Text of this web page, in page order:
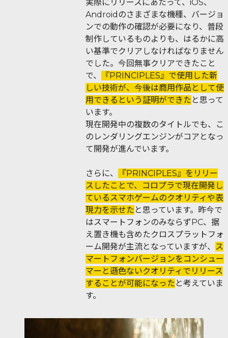
実際にリリースにあたって、iOS、
Androidのさまざまな機種、バージョ
ンでの動作の確認が必要になり、普段
制作しているものよりも、はるかに高
い基準でクリアしなければなりません
でした。今回無事クリアできたこと
で、
『PRINCIPLES』で使用した新
しい技術が、今後は商用作品として使
用できるという証明ができた と思って
います。
現在開発中の複数のタイトルでも、こ
のレンダリングエンジンがコアとなっ
て開発が進んでいます。
さらに、
『PRINCIPLES』をリリー
スしたことで、コロプラで現在開発し
ているスマホゲームのクオリティや表
現力を示せた と思っています。昨今で
はスマートフォンのみならずPC、据
え置き機も含めたクロスプラットフォ
ーム開発が主流となっていますが、
ス
マートフォンバージョンをコンシュー
マーと遜色ないクオリティでリリース
することが可能になった と考えていま
す。